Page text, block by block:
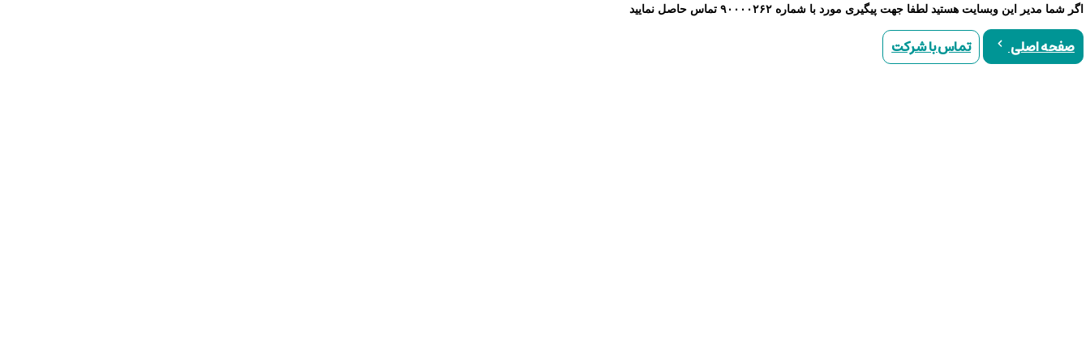
اگر شما مدیر این وبسایت هستید لطفا جهت پیگیری مورد با شماره ۹۰۰۰۰۲۶۲ تماس حاصل نمایید
صفحه اصلی تماس با شرکت